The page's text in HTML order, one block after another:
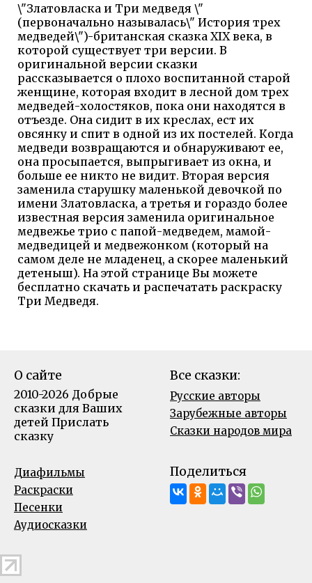
\"Златовласка и Три медведя \"
(первоначально называлась\" История трех
медведей\")-британская сказка XIX века, в
которой существует три версии. В
оригинальной версии сказки
рассказывается о плохо воспитанной старой
женщине, которая входит в лесной дом трех
медведей-холостяков, пока они находятся в
отъезде. Она сидит в их креслах, ест их
овсянку и спит в одной из их постелей. Когда
медведи возвращаются и обнаруживают ее,
она просыпается, выпрыгивает из окна, и
больше ее никто не видит. Вторая версия
заменила старушку маленькой девочкой по
имени Златовласка, а третья и гораздо более
известная версия заменила оригинальное
медвежье трио с папой-медведем, мамой-
медведицей и медвежонком (который на
самом деле не младенец, а скорее маленький
детеныш). На этой странице Вы можете
бесплатно скачать и распечатать раскраску
Три Медведя.
О сайте
2010-2026 Добрые
сказки для Ваших
детей Прислать
сказку
Все сказки:
Русские авторы
Зарубежные авторы
Сказки народов мира
Диафильмы
Раскраски
Песенки
Аудиосказки
Поделиться